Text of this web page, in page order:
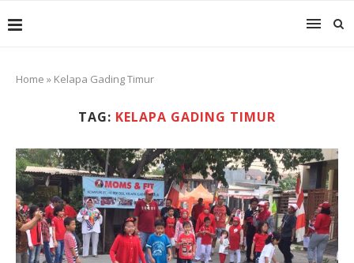
Home » Kelapa Gading Timur
TAG: KELAPA GADING TIMUR